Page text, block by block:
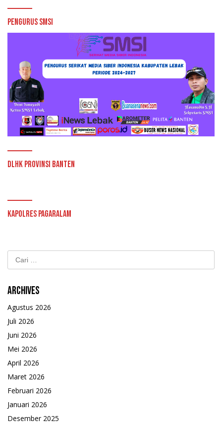
Pengurus SMSI
DLHK Provinsi Banten
Kapolres Pagaralam
Archives
Agustus 2026
Juli 2026
Juni 2026
Mei 2026
April 2026
Maret 2026
Februari 2026
Januari 2026
Desember 2025